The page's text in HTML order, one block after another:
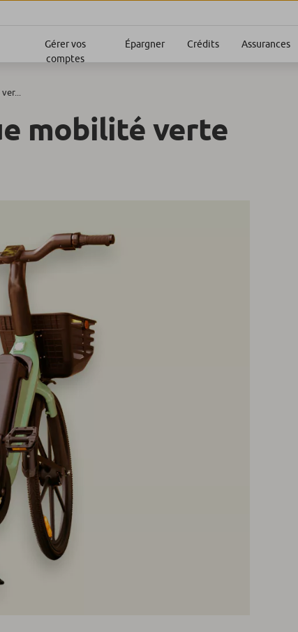
Gérer vos
comptes
Épargner Crédits Assurances
mobilité verte